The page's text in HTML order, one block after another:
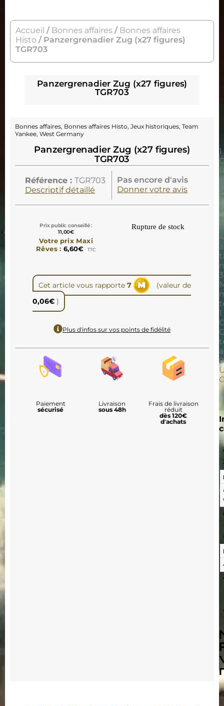
Accueil / Bonnes affaires / Bonnes affaires
Histo / Panzergrenadier Zug (x27 figures)
TGR703
Panzergrenadier Zug (x27 figures)
TGR703
1
4
3
1
8
Bonnes affaires, Bonnes affaires Histo, Jeux historiques, Team
Yankee, West Germany
Panzergrenadier Zug (x27 figures)
TGR703
Référence : TGR703
Descriptif détaillé
Pas encore d'avis
Donner votre avis
Prix public conseillé :
11,00€
Votre prix Maxi
Rêves : 6,60€ TTC
Rupture de stock
Cet article vous rapporte 7
(valeur de
0,06€ )
Plus d'infos sur vos points de fidélité
Paiement
sécurisé
Livraison
sous 48h
Frais de livraison
réduit
dès 120€
d'achats